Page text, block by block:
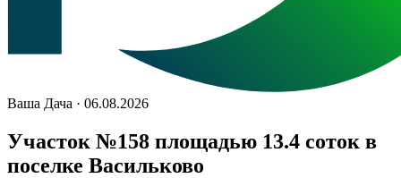
Ваша Дача · 06.08.2026
Участок №158 площадью 13.4 соток в
поселке Васильково